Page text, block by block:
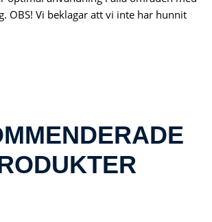
OBS! Vi beklagar att vi inte har hunnit